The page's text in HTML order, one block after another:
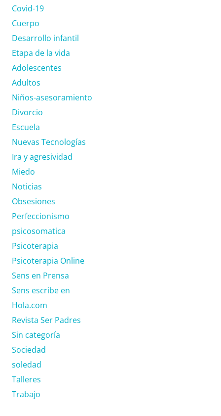
Covid-19
Cuerpo
Desarrollo infantil
Etapa de la vida
Adolescentes
Adultos
Niños-asesoramiento
Divorcio
Escuela
Nuevas Tecnologías
Ira y agresividad
Miedo
Noticias
Obsesiones
Perfeccionismo
psicosomatica
Psicoterapia
Psicoterapia Online
Sens en Prensa
Sens escribe en
Hola.com
Revista Ser Padres
Sin categoría
Sociedad
soledad
Talleres
Trabajo